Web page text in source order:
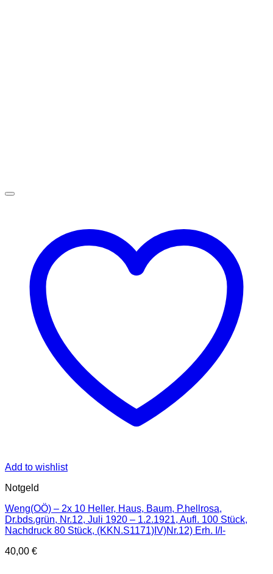
Add to wishlist
Notgeld
Weng(OÖ) – 2x 10 Heller, Haus, Baum, P.hellrosa,
Dr.bds.grün, Nr.12, Juli 1920 – 1.2.1921, Aufl. 100 Stück,
Nachdruck 80 Stück, (KKN.S1171)IV)Nr.12) Erh. I/I-
40,00 €